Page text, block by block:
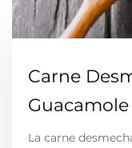
Carne
Guacamole
La carne